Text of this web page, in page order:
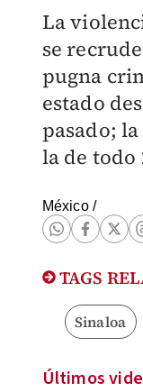
La
se
pugna
estado
pasado;
la de todo
México/
TAGS
Sinaloa
Últimos